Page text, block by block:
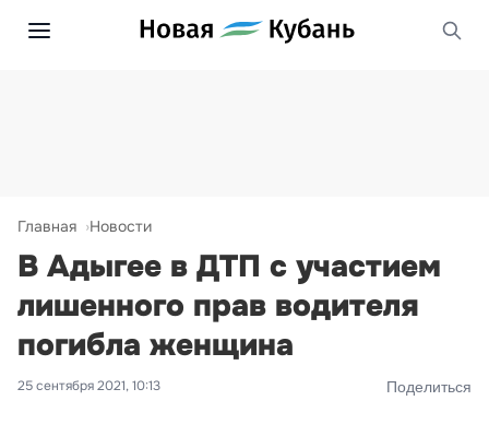
Главная Новости
В Адыгее в ДТП с участием
лишенного прав водителя
погибла женщина
25 сентября 2021, 10:13 Поделиться